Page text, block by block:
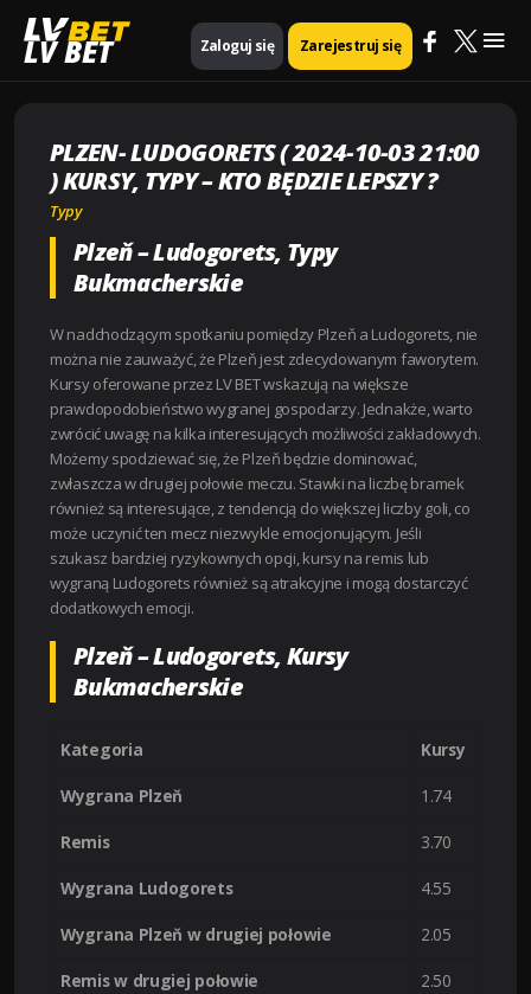
LV BET Zaloguj się Zarejestruj się
Strona główna
Plzen- Ludogorets ( 2024-10-03 21:00 ) Kursy, Typy – Kto będzie lepszy ?
PLZEN- LUDOGORETS ( 2024-10-03 21:00
) KURSY, TYPY – KTO BĘDZIE LEPSZY ?
Typy
Plzeň – Ludogorets, Typy
Bukmacherskie
W nadchodzącym spotkaniu pomiędzy Plzeň a Ludogorets, nie
można nie zauważyć, że Plzeň jest zdecydowanym faworytem.
Kursy oferowane przez LV BET wskazują na większe
prawdopodobieństwo wygranej gospodarzy. Jednakże, warto
zwrócić uwagę na kilka interesujących możliwości zakładowych.
Możemy spodziewać się, że Plzeň będzie dominować,
zwłaszcza w drugiej połowie meczu. Stawki na liczbę bramek
również są interesujące, z tendencją do większej liczby goli, co
może uczynić ten mecz niezwykle emocjonującym. Jeśli
szukasz bardziej ryzykownych opcji, kursy na remis lub
wygraną Ludogorets również są atrakcyjne i mogą dostarczyć
dodatkowych emocji.
Plzeň – Ludogorets, Kursy
Bukmacherskie
Kategoria Kursy
Wygrana Plzeň 1.74
Remis 3.70
Wygrana Ludogorets 4.55
Wygrana Plzeň w drugiej połowie 2.05
Remis w drugiej połowie 2.50